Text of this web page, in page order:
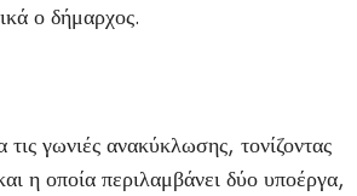
ο δήμαρχος.
γωνιές ανακύκλωσης, τονίζοντας
η οποία περιλαμβάνει δύο υποέργα,